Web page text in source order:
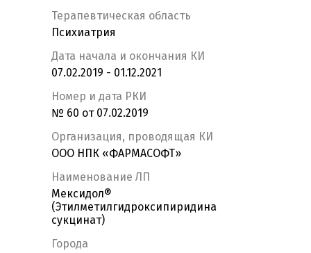
Терапевтическая область
Психиатрия
Дата начала и окончания КИ
07.02.2019 - 01.12.2021
Номер и дата РКИ
№ 60 от 07.02.2019
Организация, проводящая КИ
ООО НПК «ФАРМАСОФТ»
Наименование ЛП
Мексидол®
(Этилметилгидроксипиридина
сукцинат)
Города